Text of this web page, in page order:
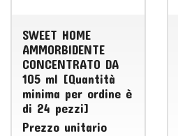
SWEET HOME
AMMORBIDENTE
CONCENTRATO DA
105 ml [Quantità
minima per ordine è
di 24 pezzi]
Prezzo unitario